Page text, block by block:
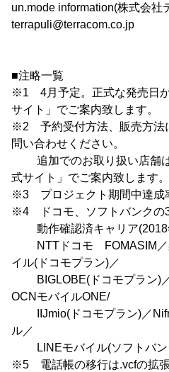
un.mode information(株式会社
terrapuli@terracom.co.jp
■注略一覧
※1 4月予定。正式な発売日
サイト」でご案内致します。
※2 予約受付方法、販売方法
問い合わせください。
追加でのお取り扱い店舗は
式サイト」でご案内致します。
※3 プロジェクト期間中達
※4 ドコモ、ソフトバンクの
動作確認済キャリア(2018
NTTドコモ FOMASIM／
イル(ドコモプラン)／
BIGLOBE(ドコモプラン)／
OCNモバイルONE/
IIJmio(ドコモプラン)／
ル／
LINEモバイル(ソフトバン
※5 電話帳の移行は.vcfの拡張